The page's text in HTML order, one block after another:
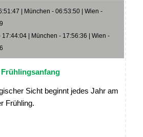
| München - 06:53:50 | Wien -
| München - 17:56:36 | Wien -
Sicht beginnt jedes Jahr am
Frühling.